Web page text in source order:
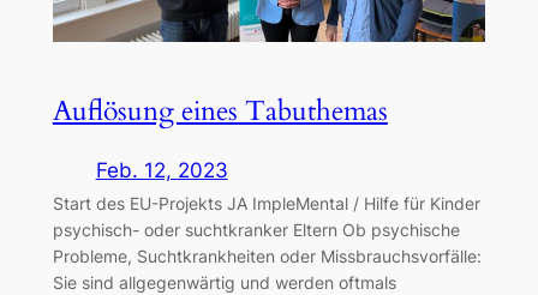
Auflösung eines Tabuthemas
Feb. 12, 2023
Start des EU-Projekts JA ImpleMental / Hilfe für Kinder
psychisch- oder suchtkranker Eltern Ob psychische
Probleme, Suchtkrankheiten oder Missbrauchsvorfälle:
Sie sind allgegenwärtig und werden oftmals